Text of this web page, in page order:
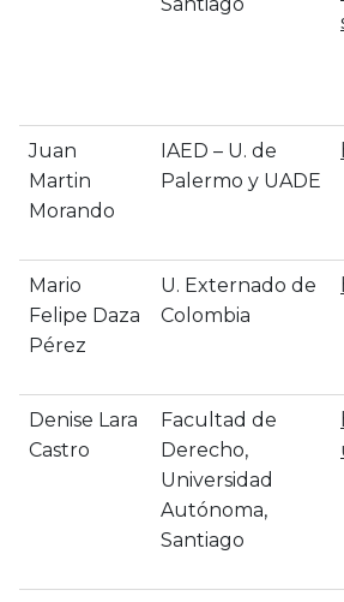
Juan
Martin
Morando
IAED – U. de
Palermo y UADE
Mario
Felipe Daza
Pérez
U. Externado de
Colombia
Denise Lara
Castro
Facultad de
Derecho,
Universidad
Autónoma,
Santiago